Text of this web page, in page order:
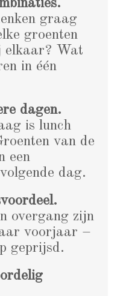
graag
groenten
elkaar? Wat
in één
dagen.
is lunch
van de
een
dag.
overgang zijn
voorjaar –
geprijsd.